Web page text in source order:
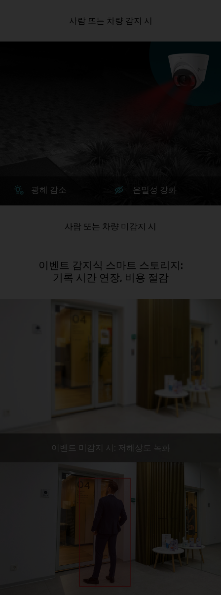
사람 또는 차량 감지 시
사람 또는 차량 미감지 시
광해 감소 은밀성 강화
이벤트 감지식 스마트 스토리지:
기록 시간 연장, 비용 절감
이벤트 미감지 시: 저해상도 녹화